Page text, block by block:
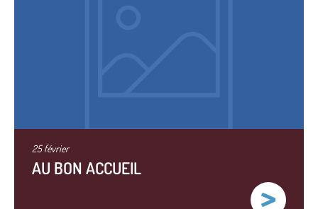
25 février
AU BON ACCUEIL